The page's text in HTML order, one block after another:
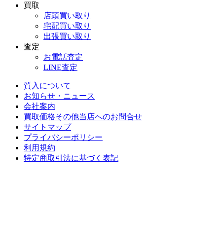
買取
店頭買い取り
宅配買い取り
出張買い取り
査定
お電話査定
LINE査定
質入について
お知らせ・ニュース
会社案内
買取価格その他当店へのお問合せ
サイトマップ
プライバシーポリシー
利用規約
特定商取引法に基づく表記